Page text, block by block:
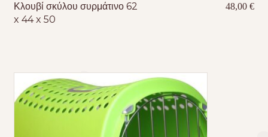
Κλουβί σκύλου συρμάτινο 62
x 44 x 50
48,00€